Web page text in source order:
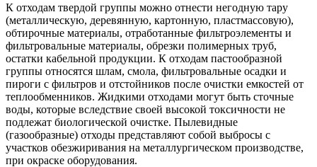
К отходам твердой группы можно отнести негодную тару
(металлическую, деревянную, картонную, пластмассовую),
обтирочные материалы, отработанные фильтроэлементы и
фильтровальные материалы, обрезки полимерных труб,
остатки кабельной продукции. К отходам пастообразной
группы относятся шлам, смола, фильтровальные осадки и
пироги с фильтров и отстойников после очистки емкостей от
теплообменников. Жидкими отходами могут быть сточные
воды, которые вследствие своей высокой токсичности не
подлежат биологической очистке. Пылевидные
(газообразные) отходы представляют собой выбросы с
участков обезжиривания на металлургическом производстве,
при окраске оборудования.